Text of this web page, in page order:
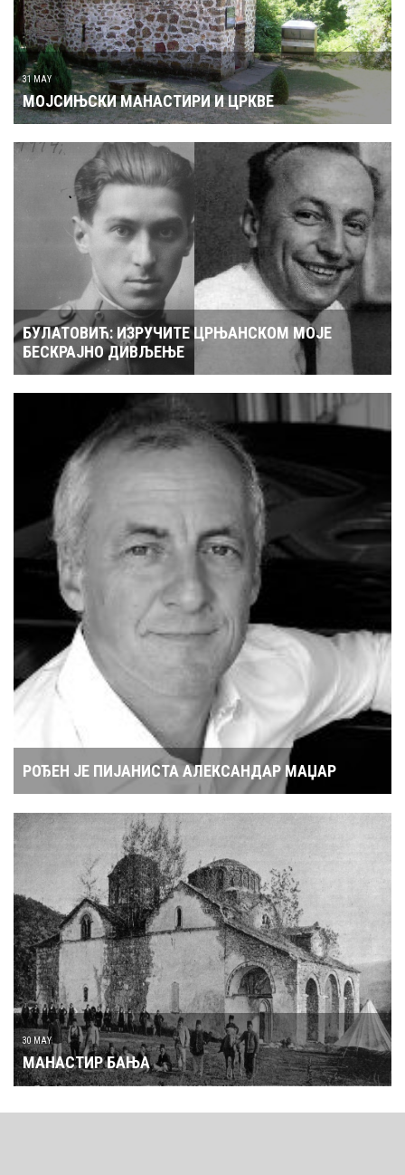
31 MAY
МОЈСИЊСКИ МАНАСТИРИ И ЦРКВЕ
БУЛАТОВИЋ: ИЗРУЧИТЕ ЦРЊАНСКОМ МОЈЕ
БЕСКРАЈНО ДИВЉЕЊЕ
РОЂЕН ЈЕ ПИЈАНИСТА АЛЕКСАНДАР МАЏАР
30 MAY
МАНАСТИР БАЊА